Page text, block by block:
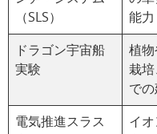
（SLS）
能力
ドラゴン宇宙船
実験
植物
栽培
での
電気推進スラス
イ